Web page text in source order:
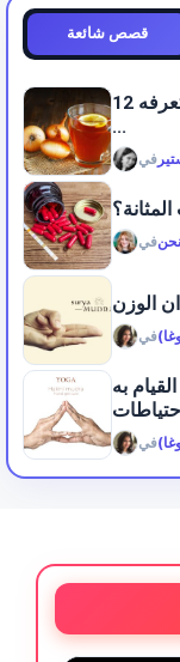
قصص شائعة
12 فوائد وتأثيرات جانبية لشاي البصل لم تكن تعرفه
...
في
في
الوزن
في
به
في